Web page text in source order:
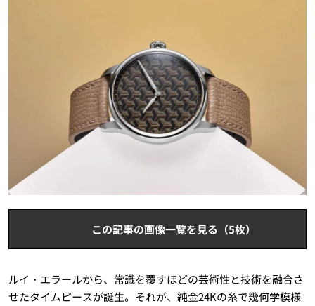
この記事の画像一覧を見る（5枚）
ルイ・エラールから、常識を覆すほどの芸術性と技術を融合さ
せたタイムピースが誕生。それが、純金24Kの糸で幾何学模様